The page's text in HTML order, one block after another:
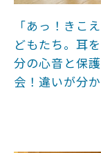
「あっ！きこ
どもたち。耳
分の心音と保
会！違いが分